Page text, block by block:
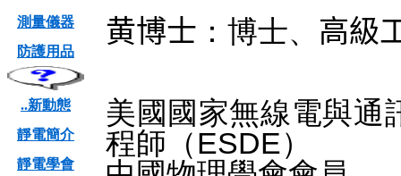
測量儀器
防護用品
..新動態
靜電簡介
靜電學會
黄博士 ：博士、 高級
美國國家無線電與通
程師（ESDE）